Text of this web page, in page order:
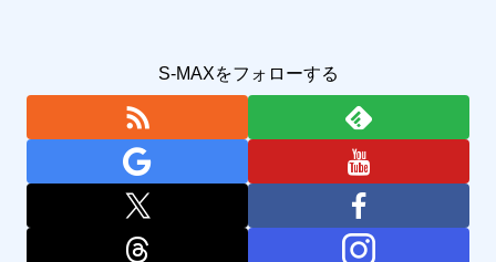
S-MAXをフォローする